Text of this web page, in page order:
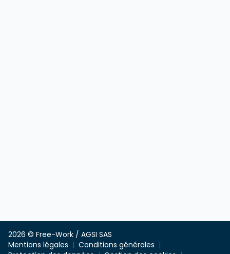
2026 © Free-Work / AGSI SAS
Mentions légales
Conditions générales